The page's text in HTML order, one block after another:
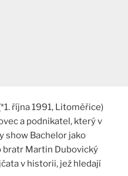
října 1991, Litoměřice)
a podnikatel, který v
show Bachelor jako
bratr Martin Dubovický
v historii, jež hledají